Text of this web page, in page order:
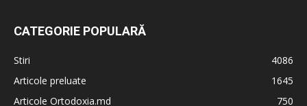
CATEGORIE POPULARĂ
Stiri
4086
Articole preluate
1645
Articole Ortodoxia.md
750